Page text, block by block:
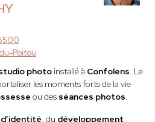
Poitou
photoinstallé à Confolens. Le
les moments forts de la vie
ou des séances photos.
, du développement